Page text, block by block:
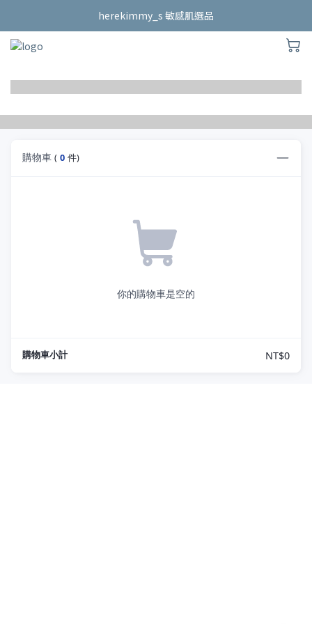
herekimmy_s 敏感肌選品
herekimmy_s 敏感肌選品
2024日本連線中
購物車 ( 0 件)
你的購物車是空的
購物車小計 NT$0